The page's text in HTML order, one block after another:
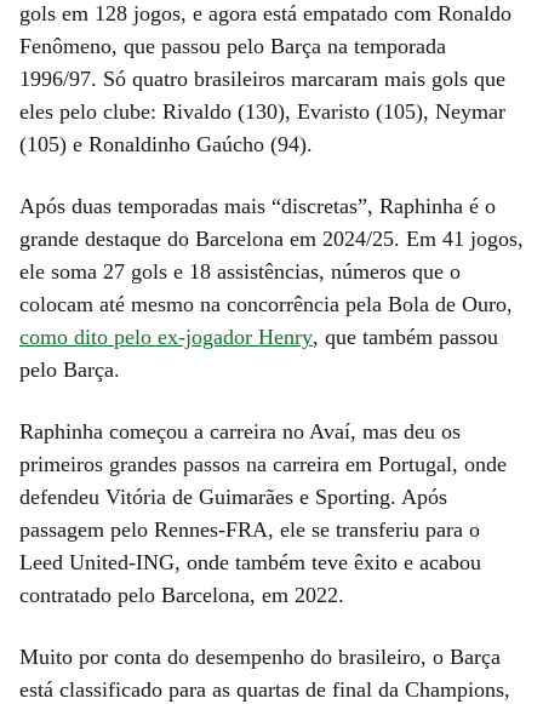
gols em 128 jogos, e agora está empatado com Ronaldo
Fenômeno, que passou pelo Barça na temporada
1996/97. Só quatro brasileiros marcaram mais gols que
eles pelo clube: Rivaldo (130), Evaristo (105), Neymar
(105) e Ronaldinho Gaúcho (94).
Após duas temporadas mais “discretas”, Raphinha é o
grande destaque do Barcelona em 2024/25. Em 41 jogos,
ele soma 27 gols e 18 assistências, números que o
colocam até mesmo na concorrência pela Bola de Ouro,
como dito pelo ex-jogador Henry, que também passou
pelo Barça.
Raphinha começou a carreira no Avaí, mas deu os
primeiros grandes passos na carreira em Portugal, onde
defendeu Vitória de Guimarães e Sporting. Após
passagem pelo Rennes-FRA, ele se transferiu para o
Leed United-ING, onde também teve êxito e acabou
contratado pelo Barcelona, em 2022.
Muito por conta do desempenho do brasileiro, o Barça
está classificado para as quartas de final da Champions,